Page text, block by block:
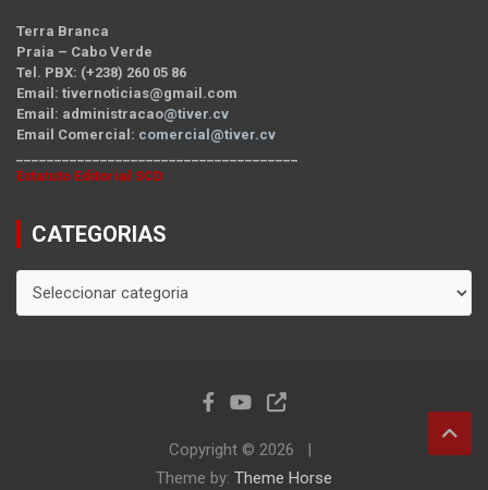
Terra Branca
Praia – Cabo Verde
Tel. PBX: (+238) 260 05 86
Email: tivernoticias@gmail.com
Email: administracao@tiver.cv
Email Comercial: comercial@tiver.cv
Estatuto Editorial SCD
CATEGORIAS
CATEGORIAS
Copyright © 2026
Theme by: Theme Horse